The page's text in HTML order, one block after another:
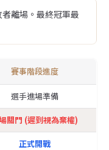
離場。最終冠軍最
賽事階段進度
選手進場準備
關門 (遲到視為棄權)
正式開戰